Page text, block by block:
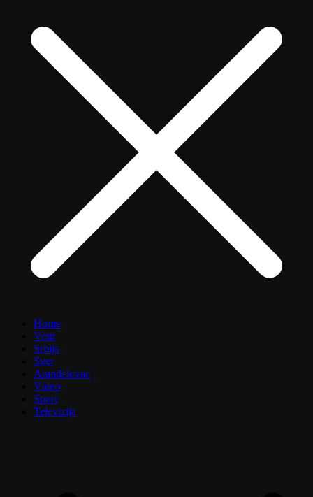
Home
Vesti
Srbija
Svet
Aranđelovac
Video
Sport
Televizija